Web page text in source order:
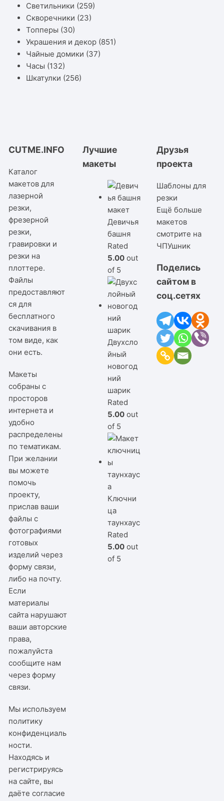
Светильники (259)
Скворечники (23)
Топперы (30)
Украшения и декор (851)
Чайные домики (37)
Часы (132)
Шкатулки (256)
CUTME.INFO
Каталог
макетов для
лазерной
резки,
фрезерной
резки,
гравировки и
резки на
плоттере.
Файлы
предоставляют
ся для
бесплатного
скачивания в
том виде, как
они есть.
Макеты
собраны с
просторов
интернета и
удобно
распределены
по тематикам.
При желании
вы можете
помочь
проекту,
прислав ваши
файлы с
фотографиями
готовых
изделий через
форму связи,
либо на почту.
Если
материалы
сайта нарушают
ваши авторские
права,
пожалуйста
сообщите нам
черезформу
связи.
Мы используем
политику
конфиденциаль
ности.
Находясь и
регистрируясь
на сайте, вы
даёте согласие
Лучшие
макеты
Девичья
башня
Rated
5.00 out
of 5
Двухсло
йный
новогод
ний
шарик
Rated
5.00 out
of 5
Ключни
ца
таунхаус
Rated
5.00 out
of 5
Друзья
проекта
Шаблоны для
резки
Ещё больше
макетов
смотрите на
ЧПУшник
Поделись
сайтом в
соц.сетях